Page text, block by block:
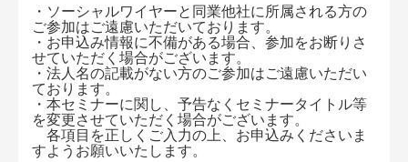
・ソーシャルワイヤーと同業他社に所属される方の
ご参加はご遠慮いただいております。
・お申込み情報に不備がある場合、参加をお断りさ
せていただく場合がございます。
・法人名の記載がない方のご参加はご遠慮いただい
ております。
・本セミナーに関し、予告なくセミナータイトル等
を変更させていただく場合がございます。
各項目を正しくご入力の上、お申込みくださいま
すようお願いいたします。